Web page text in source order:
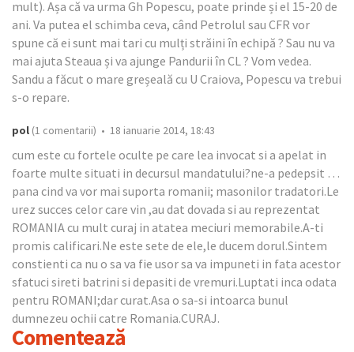
mult). Așa că va urma Gh Popescu, poate prinde și el 15-20 de
ani. Va putea el schimba ceva, când Petrolul sau CFR vor
spune că ei sunt mai tari cu mulți străini în echipă ? Sau nu va
mai ajuta Steaua și va ajunge Pandurii în CL ? Vom vedea.
Sandu a făcut o mare greșeală cu U Craiova, Popescu va trebui
s-o repare.
pol (1 comentarii) • 18 ianuarie 2014, 18:43
cum este cu fortele oculte pe care lea invocat si a apelat in
foarte multe situati in decursul mandatului?ne-a pedepsit …
pana cind va vor mai suporta romanii; masonilor tradatori.Le
urez succes celor care vin ,au dat dovada si au reprezentat
ROMANIA cu mult curaj in atatea meciuri memorabile.A-ti
promis calificari.Ne este sete de ele,le ducem dorul.Sintem
constienti ca nu o sa va fie usor sa va impuneti in fata acestor
sfatuci sireti batrini si depasiti de vremuri.Luptati inca odata
pentru ROMANI;dar curat.Asa o sa-si intoarca bunul
dumnezeu ochii catre Romania.CURAJ.
Comentează